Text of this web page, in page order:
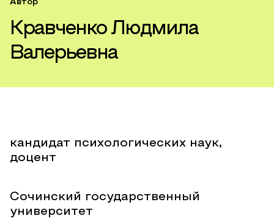
Автор
Кравченко Людмила
Валерьевна
кандидат психологических наук,
доцент
Сочинский государственный
университет